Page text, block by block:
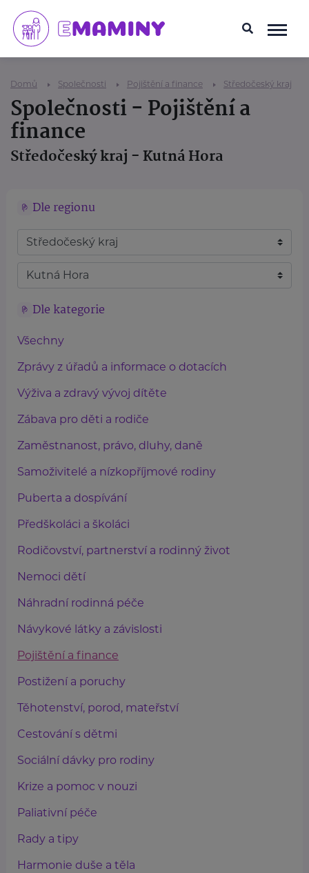
Domů Společnosti Pojištění a finance Středočeský kraj
Společnosti - Pojištění a
finance
Středočeský kraj - Kutná Hora
Dle regionu
Dle kategorie
Všechny
Zprávy z úřadů a informace o dotacích
Výživa a zdravý vývoj dítěte
Zábava pro děti a rodiče
Zaměstnanost, právo, dluhy, daně
Samoživitelé a nízkopříjmové rodiny
Puberta a dospívání
Předškoláci a školáci
Rodičovství, partnerství a rodinný život
Nemoci dětí
Náhradní rodinná péče
Návykové látky a závislosti
Pojištění a finance
Postižení a poruchy
Těhotenství, porod, mateřství
Cestování s dětmi
Sociální dávky pro rodiny
Krize a pomoc v nouzi
Paliativní péče
Rady a tipy
Harmonie duše a těla